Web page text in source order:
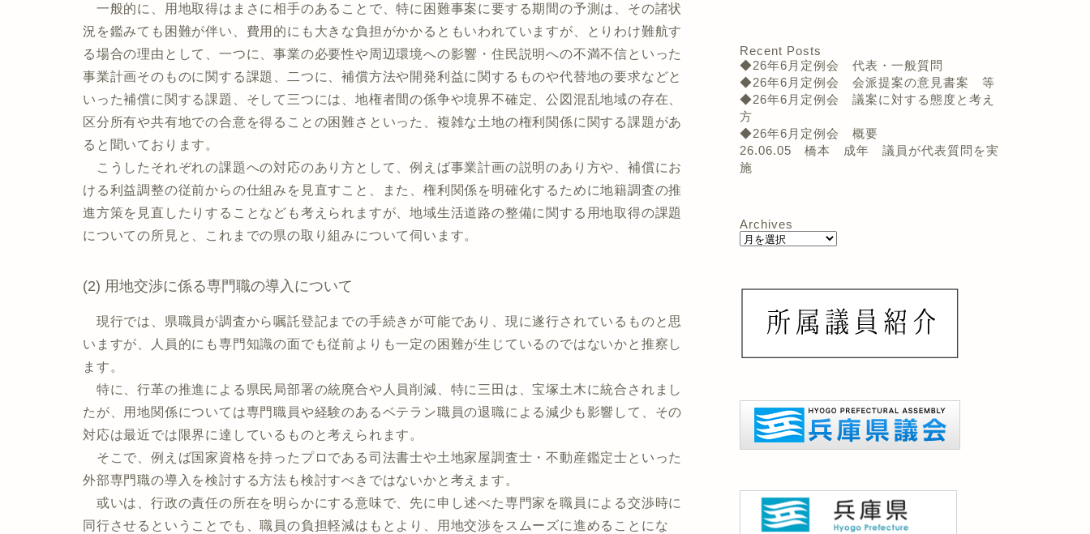
一般的に、用地取得はまさに相手のあることで、特に困難事案に要する期間の予測は、その諸状
況を鑑みても困難が伴い、費用的にも大きな負担がかかるともいわれていますが、とりわけ難航す
る場合の理由として、一つに、事業の必要性や周辺環境への影響・住民説明への不満不信といった
事業計画そのものに関する課題、二つに、補償方法や開発利益に関するものや代替地の要求などと
いった補償に関する課題、そして三つには、地権者間の係争や境界不確定、公図混乱地域の存在、
区分所有や共有地での合意を得ることの困難さといった、複雑な土地の権利関係に関する課題があ
ると聞いております。
こうしたそれぞれの課題への対応のあり方として、例えば事業計画の説明のあり方や、補償にお
ける利益調整の従前からの仕組みを見直すこと、また、権利関係を明確化するために地籍調査の推
進方策を見直したりすることなども考えられますが、地域生活道路の整備に関する用地取得の課題
についての所見と、これまでの県の取り組みについて伺います。
(2) 用地交渉に係る専門職の導入について
現行では、県職員が調査から嘱託登記までの手続きが可能であり、現に遂行されているものと思
いますが、人員的にも専門知識の面でも従前よりも一定の困難が生じているのではないかと推察し
ます。
特に、行革の推進による県民局部署の統廃合や人員削減、特に三田は、宝塚土木に統合されまし
たが、用地関係については専門職員や経験のあるベテラン職員の退職による減少も影響して、その
対応は最近では限界に達しているものと考えられます。
そこで、例えば国家資格を持ったプロである司法書士や土地家屋調査士・不動産鑑定士といった
外部専門職の導入を検討する方法も検討すべきではないかと考えます。
或いは、行政の責任の所在を明らかにする意味で、先に申し述べた専門家を職員による交渉時に
同行させるということでも、職員の負担軽減はもとより、用地交渉をスムーズに進めることにな
Recent Posts
◆26年6月定例会 代表・一般質問
◆26年6月定例会 会派提案の意見書案 等
◆26年6月定例会 議案に対する態度と考え
方
◆26年6月定例会 概要
26.06.05 橋本 成年 議員が代表質問を実
施
Archives